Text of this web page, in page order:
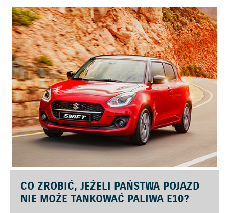
CO ZROBIĆ, JEŻELI PAŃSTWA POJAZD
NIE MOŻE TANKOWAĆ PALIWA E10?